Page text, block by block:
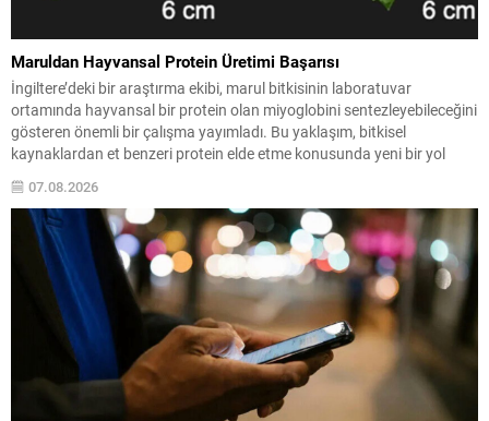
Maruldan Hayvansal Protein Üretimi Başarısı
İngiltere’deki bir araştırma ekibi, marul bitkisinin laboratuvar
ortamında hayvansal bir protein olan miyoglobini sentezleyebileceğini
gösteren önemli bir çalışma yayımladı. Bu yaklaşım, bitkisel
kaynaklardan et benzeri protein elde etme konusunda yeni bir yol
kloroplastlarına aktarılırken bitkilere herhangi bir fotosentez
bozukluğu yaşatılmadı; genetik değişiklikli...
07.08.2026